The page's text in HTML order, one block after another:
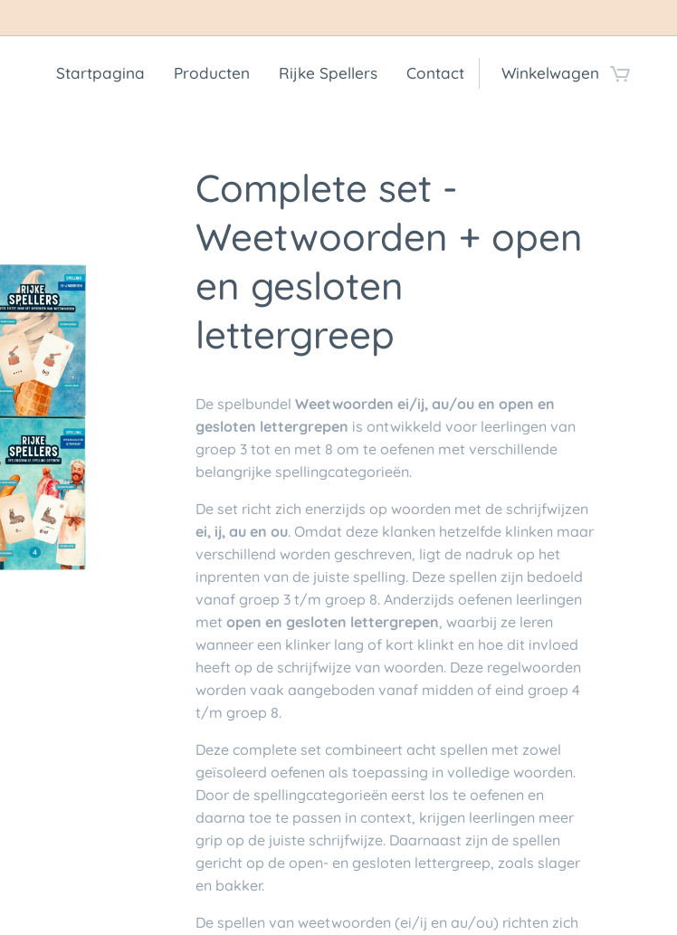
Startpagina Producten Rijke Spellers Contact Winkelwagen
Complete set -
Weetwoorden + open
en gesloten
lettergreep
De spelbundel Weetwoorden ei/ij, au/ou en open en
gesloten lettergrepen is ontwikkeld voor leerlingen van
groep 3 tot en met 8 om te oefenen met verschillende
belangrijke spellingcategorieën.
De set richt zich enerzijds op woorden met de schrijfwijzen
ei, ij, au en ou. Omdat deze klanken hetzelfde klinken maar
verschillend worden geschreven, ligt de nadruk op het
inprenten van de juiste spelling. Deze spellen zijn bedoeld
vanaf groep 3 t/m groep 8. Anderzijds oefenen leerlingen
met open en gesloten lettergrepen, waarbij ze leren
wanneer een klinker lang of kort klinkt en hoe dit invloed
heeft op de schrijfwijze van woorden. Deze regelwoorden
worden vaak aangeboden vanaf midden of eind groep 4
t/m groep 8.
Deze complete set combineert acht spellen met zowel
geïsoleerd oefenen als toepassing in volledige woorden.
Door de spellingcategorieën eerst los te oefenen en
daarna toe te passen in context, krijgen leerlingen meer
grip op de juiste schrijfwijze. Daarnaast zijn de spellen
gericht op de open- en gesloten lettergreep, zoals slager
en bakker.
De spellen van weetwoorden (ei/ij en au/ou) richten zich